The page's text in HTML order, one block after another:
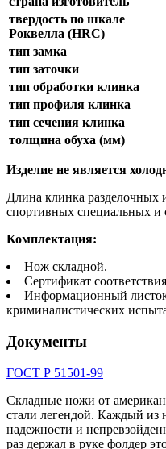
твердость по шкале
Роквелла (HRC)
тип замка
тип заточки
тип обработки клинка
тип профиля клинка
тип сечения клинка
толщина обуха (мм)
Изделие не является
Длина клинка разделочных
спортивных специальных
Комплектация:
Нож складной.
Сертификат
Информационный
криминалистических
Документы
ГОСТ Р 51501-99
Складные ножи от
стали легендой. Каждый
надежности и
раз держал в руке фолдер